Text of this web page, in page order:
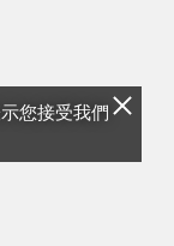
您接受我們